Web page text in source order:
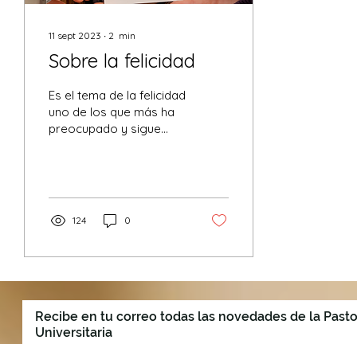
11 sept 2023 ∙ 2 min
Sobre la felicidad
Es el tema de la felicidad
uno de los que más ha
preocupado y sigue
alrededor...
124 0
Recibe en tu correo todas las novedades de la
Universitaria